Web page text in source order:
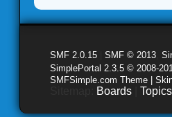
SMF 2.0.15 SMF © 2013
SimplePortal 2.3.5 © 2008-
SMFSimple.com Theme |
Boards Topics